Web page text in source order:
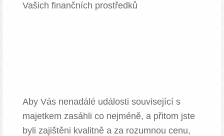
Vašich finančních prostředků
Aby Vás nenadálé události související s
majetkem zasáhli co nejméně, a přitom jste
byli zajištěni kvalitně a za rozumnou cenu,